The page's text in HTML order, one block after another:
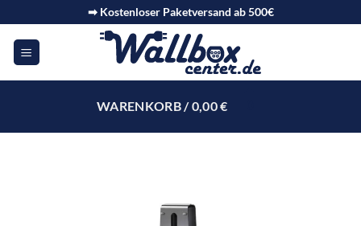
➡ Kostenloser Paketversand ab 500€
WARENKORB /0,00€